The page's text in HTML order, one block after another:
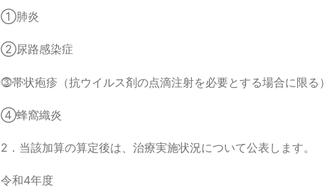
①肺炎
②尿路感染症
⓷帯状疱疹（抗ウイルス剤の点滴注射を必要とする場合に限る）
④蜂窩織炎
2．当該加算の算定後は、治療実施状況について公表します。
令和4年度